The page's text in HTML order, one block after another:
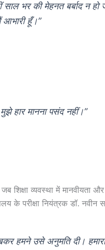
साल भर की मेहनत बर्बाद न हो
आभारी हूँ।”
हार मानना पसंद नहीं।”
शिक्षा व्यवस्था में मानवीयता
के परीक्षा नियंत्रक डॉ. नवीन
हमने उसे अनुमति दी। हमारा